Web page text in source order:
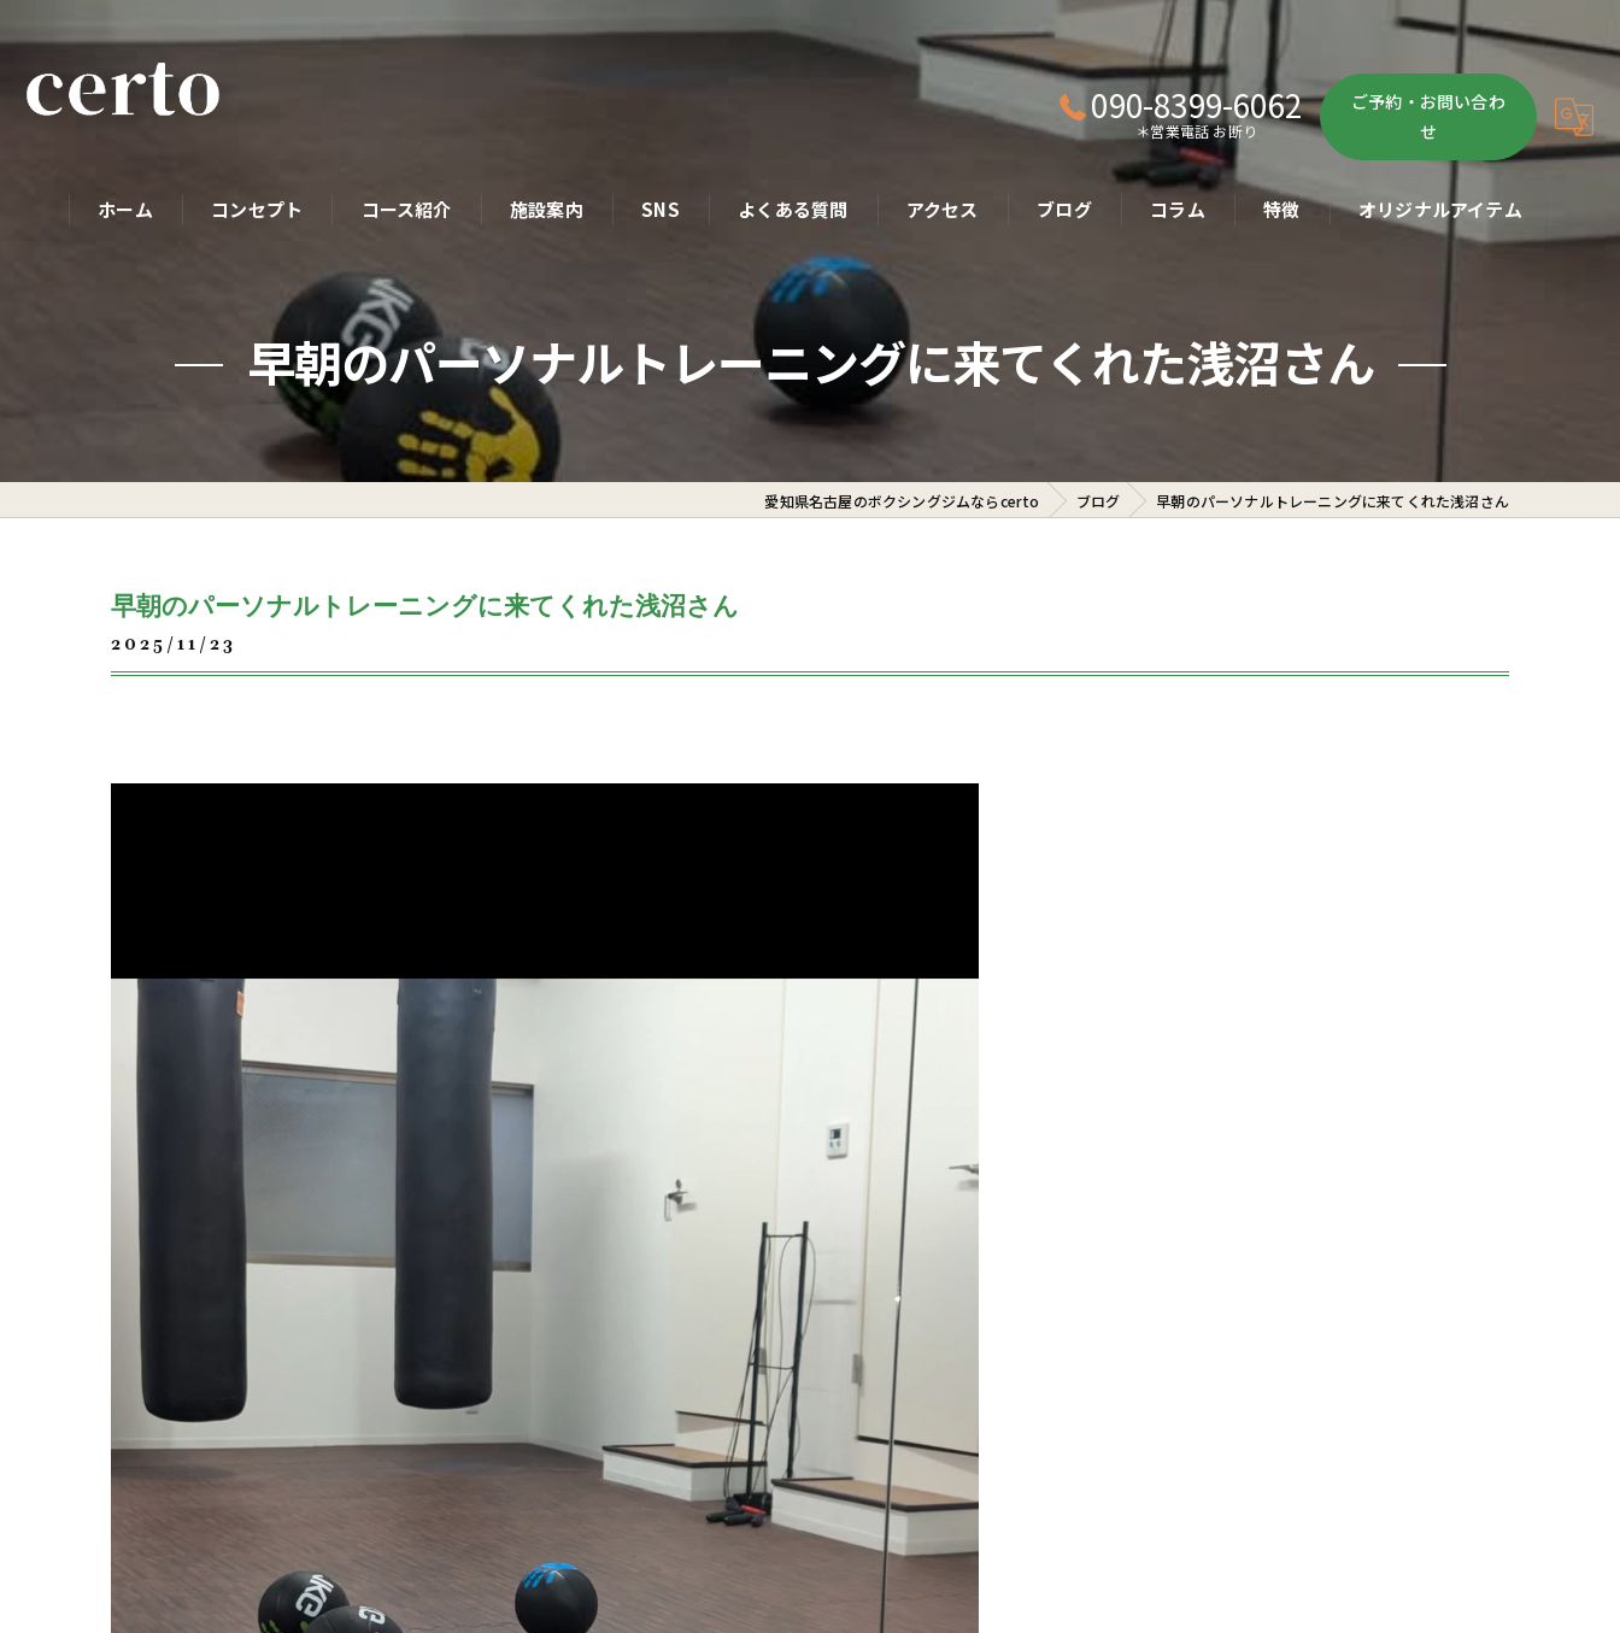
090-8399-6062
＊営業電話 お断り
ご予約・お問い合わ
せ
ホーム コンセプト コース紹介
パーソナルコース
初めての方へ
施設案内 SNS よくある質問 アクセス ブログ コラム 特徴
パーソナル
ダイエット
オリジナルアイテム
早朝のパーソナルトレーニングに来てくれた浅沼さん
愛知県名古屋のボクシングジムならcerto ブログ 早朝のパーソナルトレーニングに来てくれた浅沼さん
早朝のパーソナルトレーニングに来てくれた浅沼さん
2025/11/23